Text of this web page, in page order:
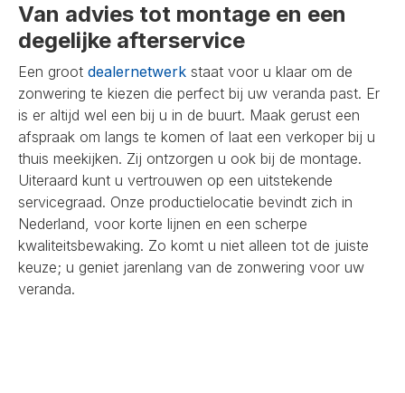
Van advies tot montage en een
degelijke afterservice
Een groot dealernetwerk staat voor u klaar om de
zonwering te kiezen die perfect bij uw veranda past. Er
is er altijd wel een bij u in de buurt. Maak gerust een
afspraak om langs te komen of laat een verkoper bij u
thuis meekijken. Zij ontzorgen u ook bij de montage.
Uiteraard kunt u vertrouwen op een uitstekende
servicegraad. Onze productielocatie bevindt zich in
Nederland, voor korte lijnen en een scherpe
kwaliteitsbewaking. Zo komt u niet alleen tot de juiste
keuze; u geniet jarenlang van de zonwering voor uw
veranda.